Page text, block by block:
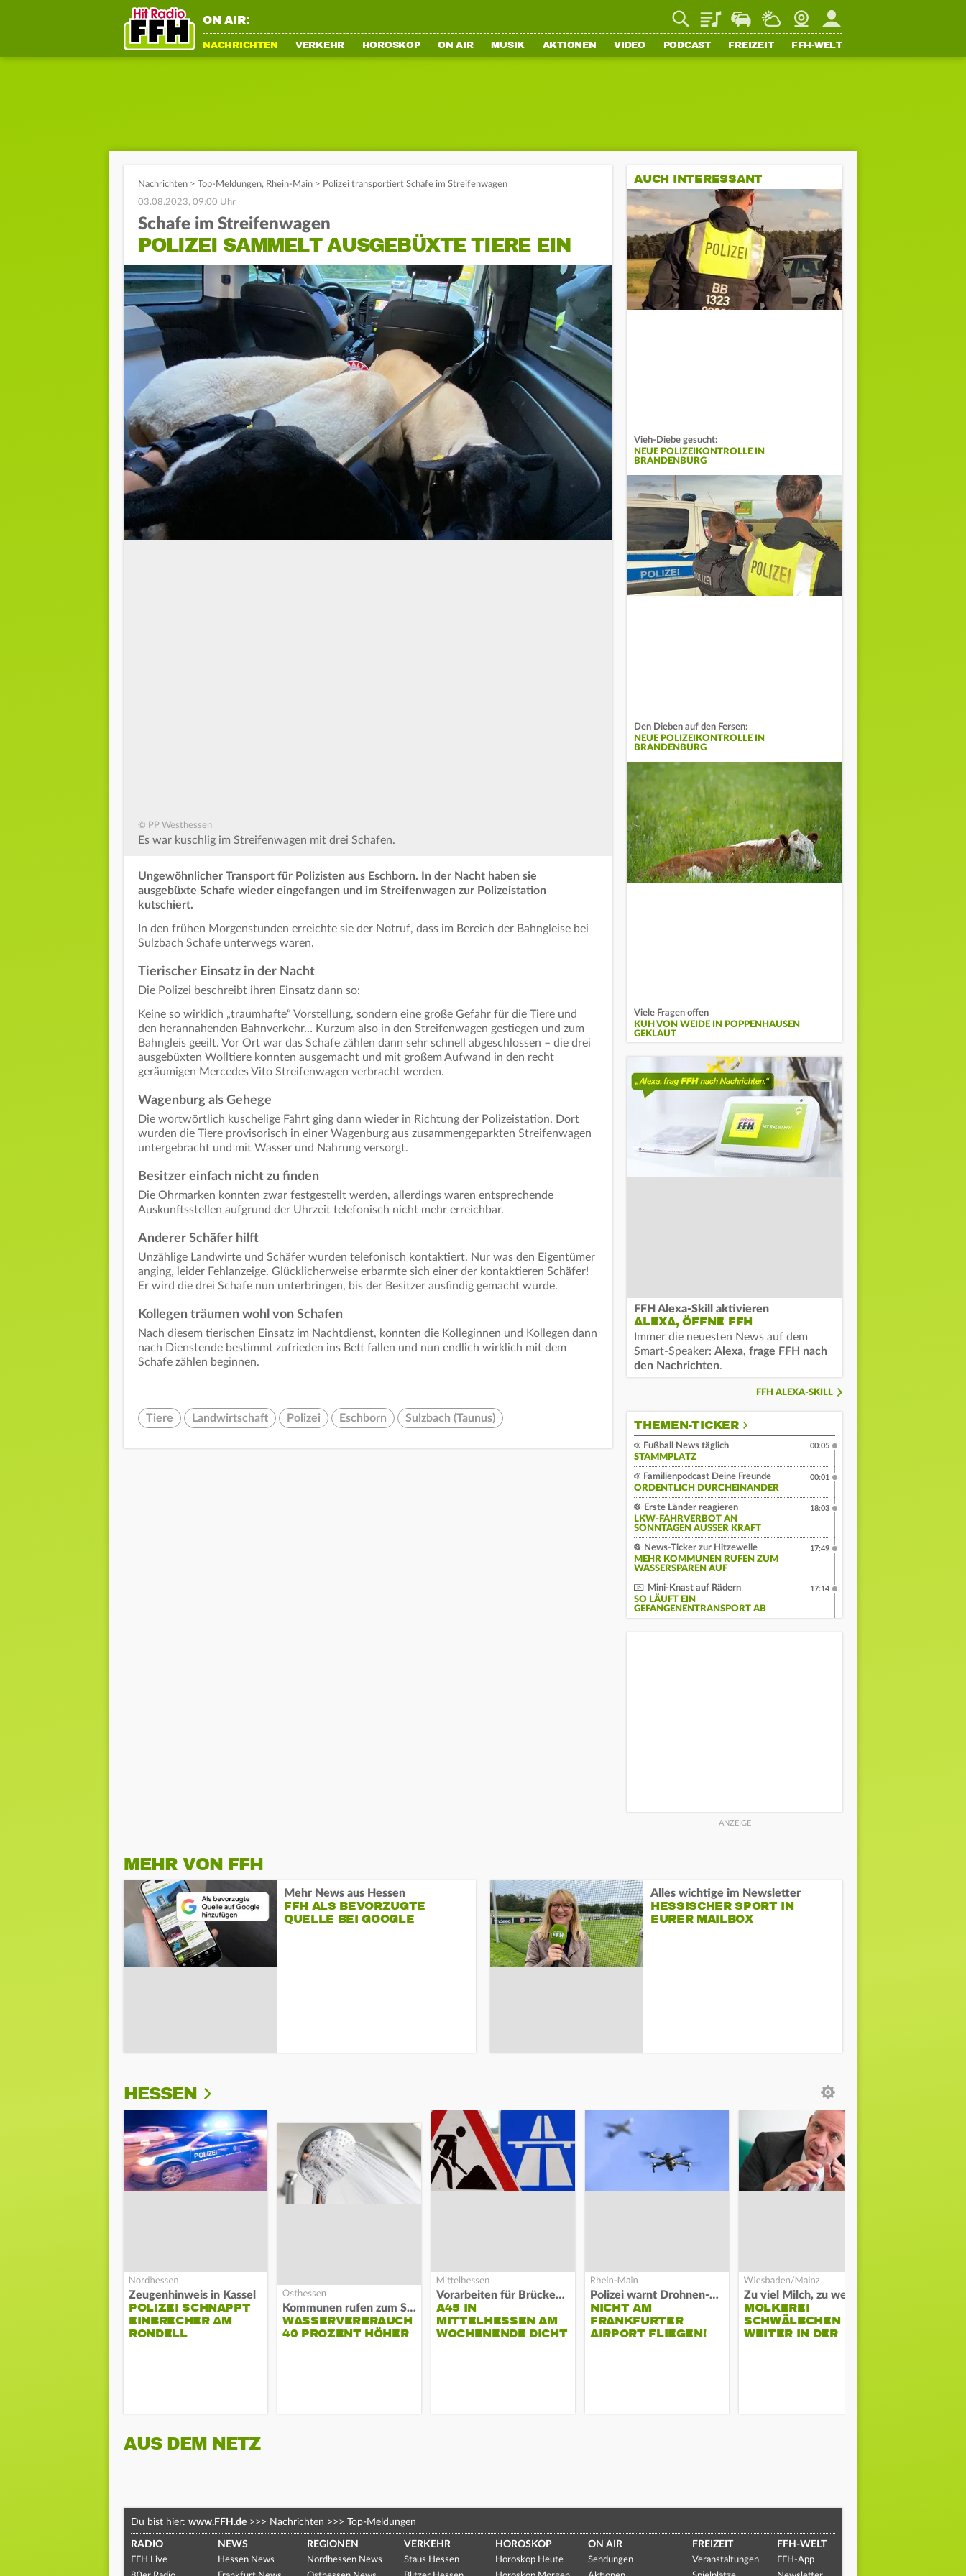
ON AIR: PlaylistStaupilotWetterWebcamMein FFH
NACHRICHTEN VERKEHR HOROSKOP ON AIR MUSIK AKTIONEN VIDEO PODCAST FREIZEIT FFH-WELT
Nachrichten > Top-Meldungen, Rhein-Main > Polizei transportiert Schafe im Streifenwagen
03.08.2023, 09:00 Uhr
Schafe im Streifenwagen
POLIZEI SAMMELT AUSGEBÜXTE TIERE EIN
© PP Westhessen
Es war kuschlig im Streifenwagen mit drei Schafen.
Ungewöhnlicher Transport für Polizisten aus Eschborn. In der Nacht haben sie
ausgebüxte Schafe wieder eingefangen und im Streifenwagen zur Polizeistation
kutschiert.
In den frühen Morgenstunden erreichte sie der Notruf, dass im Bereich der Bahngleise bei
Sulzbach Schafe unterwegs waren.
Tierischer Einsatz in der Nacht
Die Polizei beschreibt ihren Einsatz dann so:
Keine so wirklich „traumhafte“ Vorstellung, sondern eine große Gefahr für die Tiere und
den herannahenden Bahnverkehr… Kurzum also in den Streifenwagen gestiegen und zum
Bahngleis geeilt. Vor Ort war das Schafe zählen dann sehr schnell abgeschlossen – die drei
ausgebüxten Wolltiere konnten ausgemacht und mit großem Aufwand in den recht
geräumigen Mercedes Vito Streifenwagen verbracht werden.
Wagenburg als Gehege
Die wortwörtlich kuschelige Fahrt ging dann wieder in Richtung der Polizeistation. Dort
wurden die Tiere provisorisch in einer Wagenburg aus zusammengeparkten Streifenwagen
untergebracht und mit Wasser und Nahrung versorgt.
Besitzer einfach nicht zu finden
Die Ohrmarken konnten zwar festgestellt werden, allerdings waren entsprechende
Auskunftsstellen aufgrund der Uhrzeit telefonisch nicht mehr erreichbar.
Anderer Schäfer hilft
Unzählige Landwirte und Schäfer wurden telefonisch kontaktiert. Nur was den Eigentümer
anging, leider Fehlanzeige. Glücklicherweise erbarmte sich einer der kontaktieren Schäfer!
Er wird die drei Schafe nun unterbringen, bis der Besitzer ausfindig gemacht wurde.
Kollegen träumen wohl von Schafen
Nach diesem tierischen Einsatz im Nachtdienst, konnten die Kolleginnen und Kollegen dann
nach Dienstende bestimmt zufrieden ins Bett fallen und nun endlich wirklich mit dem
Schafe zählen beginnen.
Tiere Landwirtschaft Polizei Eschborn Sulzbach (Taunus)
AUCH INTERESSANT
Vieh-Diebe gesucht:
NEUE POLIZEIKONTROLLE IN
BRANDENBURG
Den Dieben auf den Fersen:
NEUE POLIZEIKONTROLLE IN
BRANDENBURG
Viele Fragen offen
KUH VON WEIDE IN POPPENHAUSEN
GEKLAUT
FFH Alexa-Skill aktivieren
ALEXA, ÖFFNE FFH
Immer die neuesten News auf dem
Smart-Speaker: Alexa, frage FFH nach
den Nachrichten.
FFH ALEXA-SKILL
THEMEN-TICKER
Fußball News täglich
STAMMPLATZ
00:05
Familienpodcast Deine Freunde
ORDENTLICH DURCHEINANDER
00:01
Erste Länder reagieren
LKW-FAHRVERBOT AN
SONNTAGEN AUSSER KRAFT
18:03
News-Ticker zur Hitzewelle
MEHR KOMMUNEN RUFEN ZUM
WASSERSPAREN AUF
17:49
Mini-Knast auf Rädern
SO LÄUFT EIN
GEFANGENENTRANSPORT AB
17:14
MEHR VON FFH
Mehr News aus Hessen
FFH ALS BEVORZUGTE
QUELLE BEI GOOGLE
Alles wichtige im Newsletter
HESSISCHER SPORT IN
EURER MAILBOX
HESSEN
Zeugenhinweis in Kassel
POLIZEI SCHNAPPT
EINBRECHER AM
RONDELL
Kommunen rufen zum Sparen auf
WASSERVERBRAUCH
40 PROZENT HÖHER
Vorarbeiten für Brücken-Neubau
A45 IN
MITTELHESSEN AM
WOCHENENDE DICHT
Polizei warnt Drohnen-Besitzer
NICHT AM
FRANKFURTER
AIRPORT FLIEGEN!
MOLKEREI
SCHWÄLBCHEN
WEITER IN DER
AUS DEM NETZ
Du bist hier: www.FFH.de >>> Nachrichten >>> Top-Meldungen
RADIO
FFH Live
NEWS
Hessen News
REGIONEN
Nordhessen News
VERKEHR
Staus Hessen
HOROSKOP
Horoskop Heute
ON AIR
Sendungen
FREIZEIT
Veranstaltungen
FFH-WELT
FFH-App